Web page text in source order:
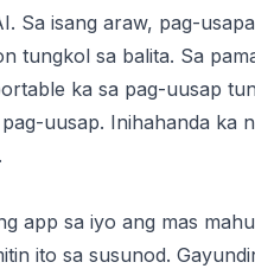
Sa isang araw, pag-
tungkol sa balita. Sa
ka sa pag-uusap
uusap. Inihahanda ka
app sa iyo ang mas
ito sa susunod.